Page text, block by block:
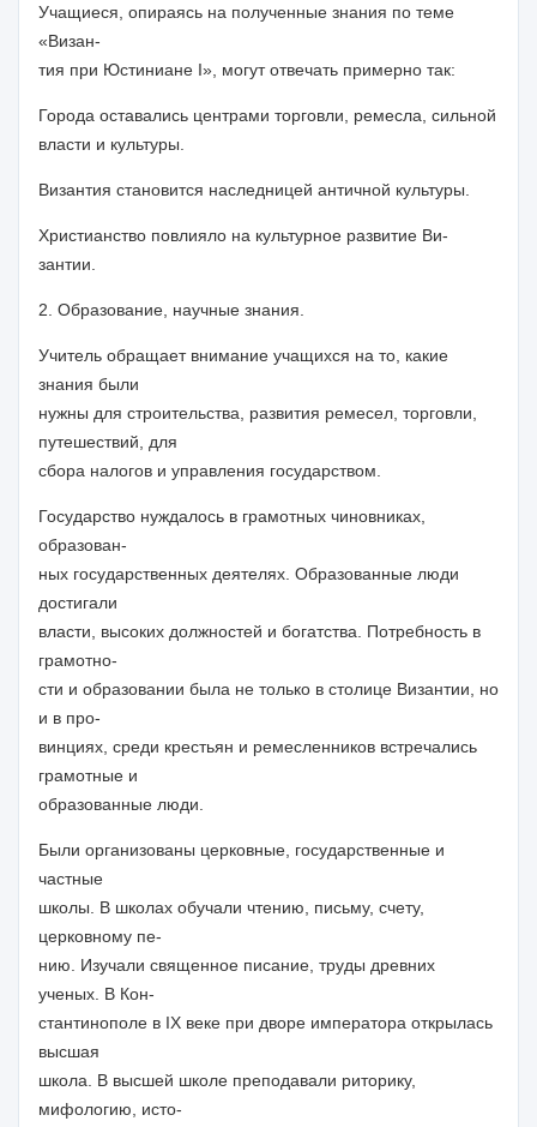
Учащиеся, опираясь на полученные знания по теме
«Визан-
тия при Юстиниане I», могут отвечать примерно так:
Города оставались центрами торговли, ремесла, сильной
власти и культуры.
Византия становится наследницей античной культуры.
Христианство повлияло на культурное развитие Ви-
зантии.
2. Образование, научные знания.
Учитель обращает внимание учащихся на то, какие
знания были
нужны для строительства, развития ремесел, торговли,
путешествий, для
сбора налогов и управления государством.
Государство нуждалось в грамотных чиновниках,
образован-
ных государственных деятелях. Образованные люди
достигали
власти, высоких должностей и богатства. Потребность в
грамотно-
сти и образовании была не только в столице Византии, но
и в про-
винциях, среди крестьян и ремесленников встречались
грамотные и
образованные люди.
Были организованы церковные, государственные и
частные
школы. В школах обучали чтению, письму, счету,
церковному пе-
нию. Изучали священное писание, труды древних
ученых. В Кон-
стантинополе в IX веке при дворе императора открылась
высшая
школа. В высшей школе преподавали риторику,
мифологию, исто-